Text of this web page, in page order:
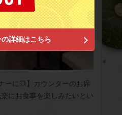
詳細はこちら
ーに◎】カウンターのお席
にお食事を楽しみたいとい
閉じる